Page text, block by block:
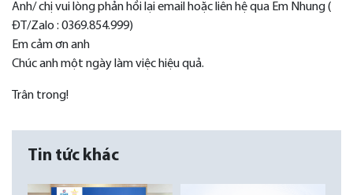
Anh/ chị vui lòng phản hồi lại email hoặc liên hệ qua Em Nhung (
ĐT/Zalo : 0369.854.999)
Em cảm ơn anh
Chúc anh một ngày làm việc hiệu quả.
Trân trong!
Tin tức khác